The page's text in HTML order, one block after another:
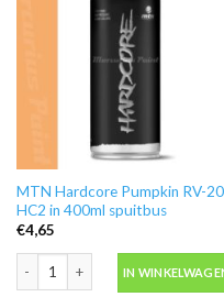
MTN Hardcore Pumpkin RV-
HC2 in 400ml spuitbus
€4,65
MTN Hardcore Pumpkin RV-208
IN